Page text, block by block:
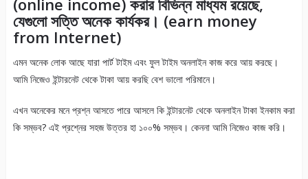
(online income) করার বিভিন্ন মাধ্যম রয়েছে,
যেগুলো সত্তি অনেক কার্যকর। (earn money
from Internet)
এমন অনেক লোক আছে যারা পার্ট টাইম এবং ফুল টাইম অনলাইন কাজ করে আয় করছে।
আমি নিজেও ইন্টারনেট থেকে টাকা আয় করছি বেশ ভালো পরিমানে।
এখন অনেকের মনে প্রশ্ন আসতে পারে আসলে কি ইন্টারনেট থেকে অনলাইন টাকা ইনকাম করা
কি সম্ভব? এই প্রশ্নের সহজ উত্তর হা ১০০% সম্ভব। কেননা আমি নিজেও কাজ করি।